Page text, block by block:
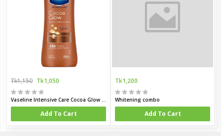
Tk1,150 Tk1,050
Add To Cart
Tk1,200
Whitening combo
Add To Cart